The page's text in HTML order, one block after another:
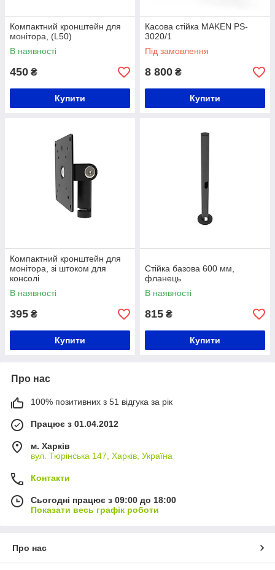
Компактний кронштейн для
монітора, (L50)
В наявності
450 ₴
Купити
Касова стійка MAKEN PS-
3020/1
Під замовлення
8 800 ₴
Купити
Компактний кронштейн для
монітора, зі штоком для
консолі
В наявності
395 ₴
Купити
Стійка базова 600 мм,
фланець
В наявності
815 ₴
Купити
Про нас
100% позитивних з 51 відгука за рік
Працює з 01.04.2012
м. Харків
вул. Тюрінська 147, Харків, Україна
Контакти
Сьогодні працює з 09:00 до 18:00
Показати весь графік роботи
Про нас